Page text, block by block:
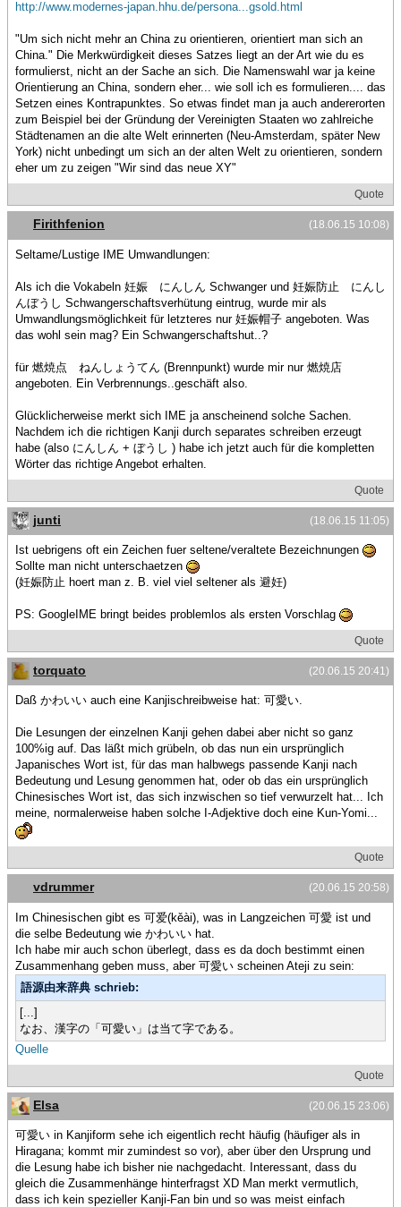
http://www.modernes-japan.hhu.de/persona...gsold.html
"Um sich nicht mehr an China zu orientieren, orientiert man sich an
China." Die Merkwürdigkeit dieses Satzes liegt an der Art wie du es
formulierst, nicht an der Sache an sich. Die Namenswahl war ja keine
Orientierung an China, sondern eher... wie soll ich es formulieren.... das
Setzen eines Kontrapunktes. So etwas findet man ja auch andererorten
zum Beispiel bei der Gründung der Vereinigten Staaten wo zahlreiche
Städtenamen an die alte Welt erinnerten (Neu-Amsterdam, später New
York) nicht unbedingt um sich an der alten Welt zu orientieren, sondern
eher um zu zeigen "Wir sind das neue XY"
Quote
(18.06.15 10:08)
Firithfenion
Seltame/Lustige IME Umwandlungen:
Als ich die Vokabeln 妊娠 にんしん Schwanger und 妊娠防止 にんし
んぼうし Schwangerschaftsverhütung eintrug, wurde mir als
Umwandlungsmöglichkeit für letzteres nur 妊娠帽子 angeboten. Was
das wohl sein mag? Ein Schwangerschaftshut..?
für 燃焼点 ねんしょうてん (Brennpunkt) wurde mir nur 燃焼店
angeboten. Ein Verbrennungs..geschäft also.
Glücklicherweise merkt sich IME ja anscheinend solche Sachen.
Nachdem ich die richtigen Kanji durch separates schreiben erzeugt
habe (also にんしん + ぼうし ) habe ich jetzt auch für die kompletten
Wörter das richtige Angebot erhalten.
Quote
(18.06.15 11:05)
junti
Ist uebrigens oft ein Zeichen fuer seltene/veraltete Bezeichnungen
Sollte man nicht unterschaetzen
(妊娠防止 hoert man z. B. viel viel seltener als 避妊)
PS: GoogleIME bringt beides problemlos als ersten Vorschlag
Quote
(20.06.15 20:41)
torquato
Daß かわいい auch eine Kanjischreibweise hat: 可愛い.
Die Lesungen der einzelnen Kanji gehen dabei aber nicht so ganz
100%ig auf. Das läßt mich grübeln, ob das nun ein ursprünglich
Japanisches Wort ist, für das man halbwegs passende Kanji nach
Bedeutung und Lesung genommen hat, oder ob das ein ursprünglich
Chinesisches Wort ist, das sich inzwischen so tief verwurzelt hat... Ich
meine, normalerweise haben solche I-Adjektive doch eine Kun-Yomi...
Quote
(20.06.15 20:58)
vdrummer
Im Chinesischen gibt es 可爱(kěài), was in Langzeichen 可愛 ist und
die selbe Bedeutung wie かわいい hat.
Ich habe mir auch schon überlegt, dass es da doch bestimmt einen
Zusammenhang geben muss, aber 可愛い scheinen Ateji zu sein:
語源由来辞典 schrieb:
[...]
なお、漢字の「可愛い」は当て字である。
Quelle
Quote
(20.06.15 23:06)
Elsa
可愛い in Kanjiform sehe ich eigentlich recht häufig (häufiger als in
Hiragana; kommt mir zumindest so vor), aber über den Ursprung und
die Lesung habe ich bisher nie nachgedacht. Interessant, dass du
gleich die Zusammenhänge hinterfragst XD Man merkt vermutlich,
dass ich kein spezieller Kanji-Fan bin und so was meist einfach